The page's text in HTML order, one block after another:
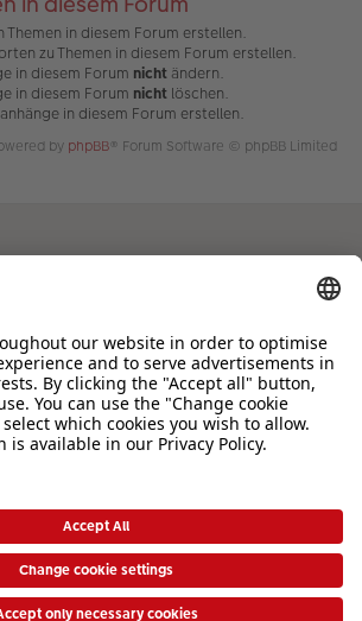
Themen in diesem Forum erstellen.
zu Themen in diesem Forum erstellen.
in diesem Forum nicht ändern.
in diesem Forum nicht löschen.
in diesem Forum erstellen.
by phpBB® Forum Software © phpBB Limited
oder der Bestellung können Sie uns gerne von
von 8:00 – 20:00 Uhr und Sonntag von 10:00 –